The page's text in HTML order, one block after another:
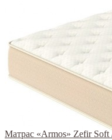
Матрас «Armos» Zefir